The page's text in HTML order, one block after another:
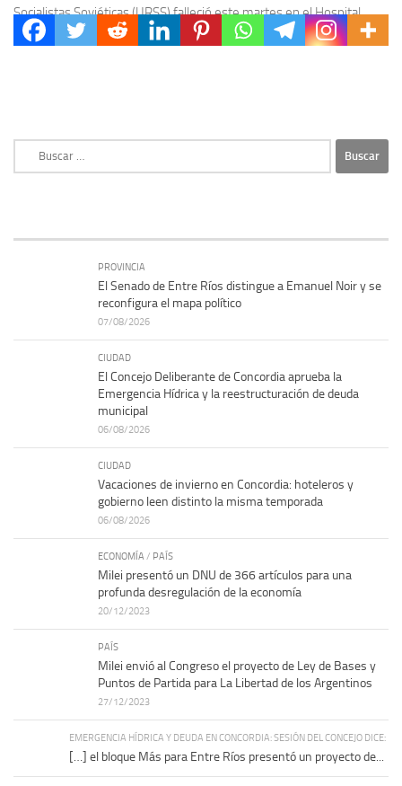
Socialistas Soviéticas (URSS) falleció este martes en el Hospital
Clínico Central de Moscú, informaron las agencias rusas...
PROVINCIA
El Senado de Entre Ríos distingue a Emanuel Noir y se
reconfigura el mapa político
07/08/2026
CIUDAD
El Concejo Deliberante de Concordia aprueba la
Emergencia Hídrica y la reestructuración de deuda
municipal
06/08/2026
CIUDAD
Vacaciones de invierno en Concordia: hoteleros y
gobierno leen distinto la misma temporada
06/08/2026
ECONOMÍA / PAÍS
Milei presentó un DNU de 366 artículos para una
profunda desregulación de la economía
20/12/2023
PAÍS
Milei envió al Congreso el proyecto de Ley de Bases y
Puntos de Partida para La Libertad de los Argentinos
27/12/2023
EMERGENCIA HÍDRICA Y DEUDA EN CONCORDIA: SESIÓN DEL CONCEJO DICE:
[…] el bloque Más para Entre Ríos presentó un proyecto de...